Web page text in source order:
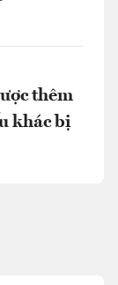
thêm
khác bị